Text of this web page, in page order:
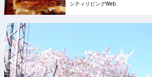
シティリビングWeb